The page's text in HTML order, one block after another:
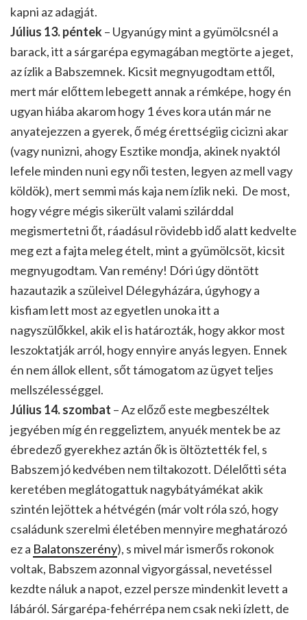
kapni az adagját.
Július 13. péntek– Ugyanúgy mint a gyümölcsnél a
barack, itt a sárgarépa egymagában megtörte a jeget,
az ízlik a Babszemnek. Kicsit megnyugodtam ettől,
mert már előttem lebegett annak a rémképe, hogy én
ugyan hiába akarom hogy 1 éves kora után már ne
anyatejezzen a gyerek, ő még érettségiig cicizni akar
(vagy nunizni, ahogy Esztike mondja, akinek nyaktól
lefele minden nuni egy női testen, legyen az mell vagy
köldök), mert semmi más kaja nem ízlik neki. De most,
hogy végre mégis sikerült valami szilárddal
megismertetni őt, ráadásul rövidebb idő alatt kedvelte
meg ezt a fajta meleg ételt, mint a gyümölcsöt, kicsit
megnyugodtam. Van remény! Dóri úgy döntött
hazautazik a szüleivel Délegyházára, úgyhogy a
kisfiam lett most az egyetlen unoka itt a
nagyszülőkkel, akik el is határozták, hogy akkor most
leszoktatják arról, hogy ennyire anyás legyen. Ennek
én nem állok ellent, sőt támogatom az ügyet teljes
mellszélességgel.
Július 14. szombat – Az előző este megbeszéltek
jegyében míg én reggeliztem, anyuék mentek be az
ébredező gyerekhez aztán ők is öltöztették fel, s
Babszem jó kedvében nem tiltakozott. Délelőtti séta
keretében meglátogattuk nagybátyámékat akik
szintén lejöttek a hétvégén (már volt róla szó, hogy
családunk szerelmi életében mennyire meghatározó
ez a Balatonszerény), s mivel már ismerős rokonok
voltak, Babszem azonnal vigyorgással, nevetéssel
kezdte náluk a napot, ezzel persze mindenkit levett a
lábáról. Sárgarépa-fehérrépa nem csak neki ízlett, de